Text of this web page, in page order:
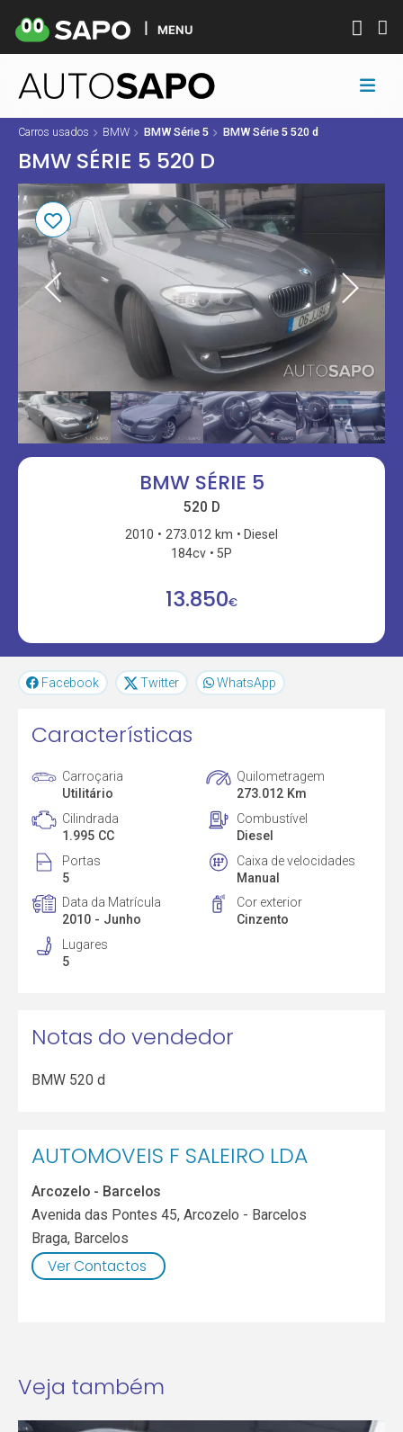
MENU
Carros usados BMW BMW Série 5 BMW Série 5 520 d
BMW SÉRIE 5 520 D
BMW SÉRIE 5
520 D
2010 273.012 km
Diesel
184cv
5P
13.850€
Facebook Twitter WhatsApp
Características
Carroçaria
Utilitário
Quilometragem
273.012 Km
Cilindrada
1.995 CC
Combustível
Diesel
Portas
5
Caixa de velocidades
Manual
Data da Matrícula
2010 - Junho
Cor exterior
Cinzento
Lugares
5
Notas do vendedor
BMW 520 d
AUTOMOVEIS F SALEIRO LDA
Arcozelo - Barcelos
Avenida das Pontes 45, Arcozelo - Barcelos
Braga, Barcelos
Ver Contactos
Veja também